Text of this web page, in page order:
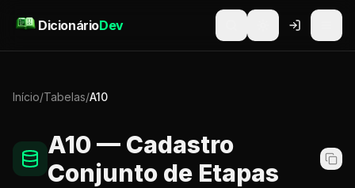
DicionárioDev
Início/Tabelas/A10
A10— Cadastro
Conjunto de Etapas